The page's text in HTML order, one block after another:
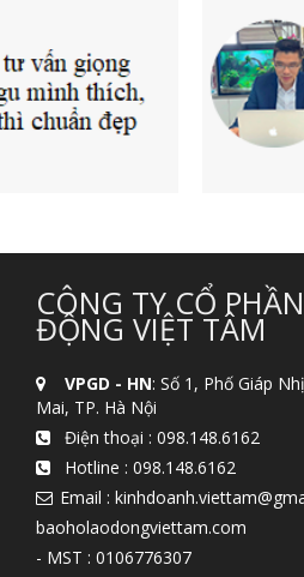
CÔNG TY CỔ
ĐỘNG VIỆT TÂM
VPGD - HN: Số 1, Phố Giáp
Mai, TP. Hà Nội
Điện thoại : 098.148.6162
Hotline : 098.148.6162
Email :
baoholaodongviettam.com
- MST : 0106776307